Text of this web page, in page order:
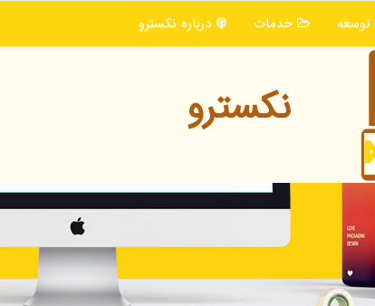
توسعه خدمات درباره نكسترو
نكسترو